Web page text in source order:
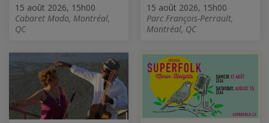
15 août 2026, 15h00
Cabaret Mado, Montréal,
QC
15 août 2026, 15h00
Parc François-Perrault,
Montréal, QC